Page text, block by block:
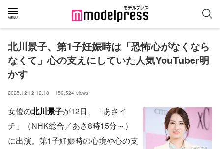
北川景子、第1子妊娠時は「恐怖心がなくなら
なくて」心の支えにしていた人気YouTuber明
かす
2025.12.12 12:18 159,524 views
女優の北川景子が12日、「あさイ
チ」（NHK総合／あさ8時15分～）
に出演。第1子妊娠時の心境や心の支